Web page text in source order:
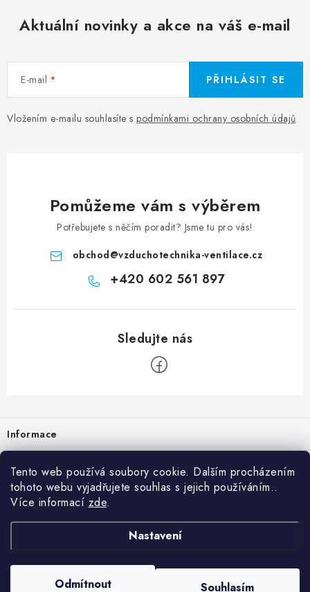
Tento web používá soubory cookie. Dalším procházením
tohoto webu vyjadřujete souhlas s jejich používáním..
Více informací zde.
Nastavení
Odmítnout Souhlasím
Aktuální novinky a akce na váš e-mail
E-mail
Vložením e-mailu souhlasíte s podmínkami ochrany osobních údajů
PŘIHLÁSIT SE
Pomůžeme vám s výběrem
Potřebujete s něčím poradit? Jsme tu pro vás!
obchod@vzduchotechnika-ventilace.cz
+420 602 561 897
Informace
Prodejna
Rady a tipy
vzduchotechnika-ventilace. Všechna práva vyhrazena.